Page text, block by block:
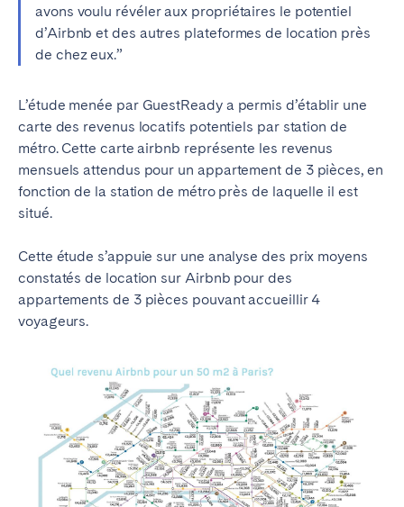
avons voulu révéler aux propriétaires le potentiel
d’Airbnb et des autres plateformes de location près
de chez eux.”
L’étude menée par GuestReady a permis d’établir une
carte des revenus locatifs potentiels par station de
métro. Cette carte airbnb représente les revenus
mensuels attendus pour un appartement de 3 pièces, en
fonction de la station de métro près de laquelle il est
situé.
Cette étude s’appuie sur une analyse des prix moyens
constatés de location sur Airbnb pour des
appartements de 3 pièces pouvant accueillir 4
voyageurs.
ROYAUME-UNI
ANGLETERRE
Bath
Bristol
Liverpool
Londres
Manchester
SCOTLAND
Cardiff
Aveiro
Braga
Coimbra
Évora
Lisbonne